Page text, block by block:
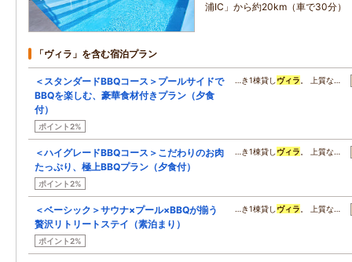
浦IC」から約20km（車で30分）
「ヴィラ」を含む宿泊プラン
＜スタンダードBBQコース＞プールサイドで
BBQを楽しむ、豪華食材付きプラン（夕食
付）
ポイント2%
…き1棟貸し ヴィラ 。 上質な…
＜ハイグレードBBQコース＞こだわりのお肉
たっぷり、極上BBQプラン（夕食付）
ポイント2%
…き1棟貸し ヴィラ 。 上質な…
＜ベーシック＞サウナ×プール×BBQが揃う
贅沢リトリートステイ（素泊まり）
ポイント2%
…き1棟貸し ヴィラ 。 上質な…